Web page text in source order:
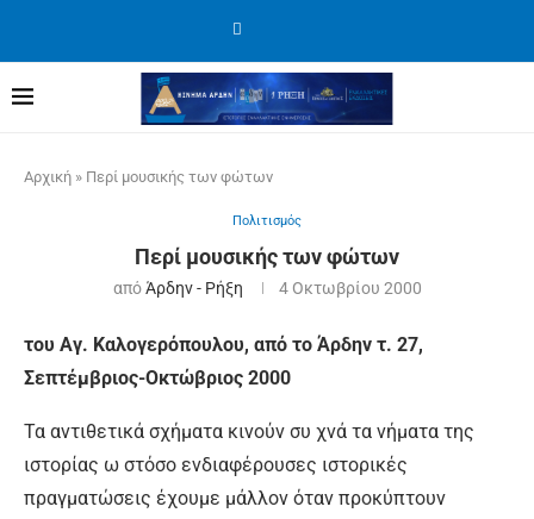
Αρχική » Περί μουσικής των φώτων
Πολιτισμός
Περί μουσικής των φώτων
απόΆρδην - Ρήξη 4 Οκτωβρίου 2000
του Αγ. Καλογερόπουλου, από το Άρδην τ. 27,
Σεπτέμβριος-Οκτώβριος 2000
Τα αντιθετικά σχήματα κινούν συ χνά τα νήματα της
ιστορίας ω στόσο ενδιαφέρουσες ιστορικές
πραγματώσεις έχουμε μάλλον όταν προκύπτουν